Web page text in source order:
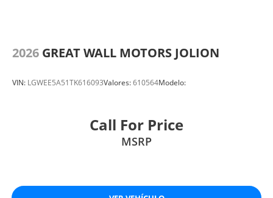
2026 GREAT WALL MOTORS JOLION
VIN: LGWEE5A51TK616093Valores:610564Modelo:
Call For Price
MSRP